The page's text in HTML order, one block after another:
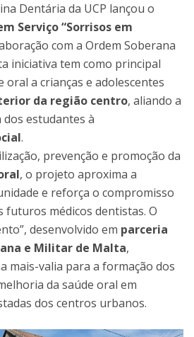
Dentária da UCP lançou o
Serviço “Sorrisos em
com a Ordem Soberana
iniciativa tem como principal
oral a crianças e adolescentes
da região centro, aliando a
dos estudantes à
.
prevenção e promoção da
, o projeto aproxima a
e reforça o compromisso
futuros médicos dentistas. O
desenvolvido em parceria
e Militar de Malta,
mais-valia para a formação dos
da saúde oral em
dos centros urbanos.